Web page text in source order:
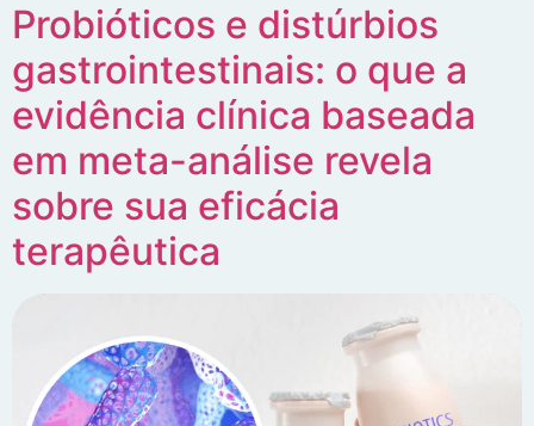
Probióticos e distúrbios
gastrointestinais: o que a
evidência clínica baseada
em meta-análise revela
sobre sua eficácia
terapêutica